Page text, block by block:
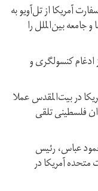
آمریکا از تل‌آویو به
بین‌الملل را
ادغام کنسولگری و
در بیت‌المقدس عملا
فلسطینی تلقی
عباس، رئیس
آمریکا در